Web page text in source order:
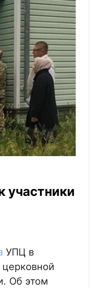
участники
УПЦ в
Об этом